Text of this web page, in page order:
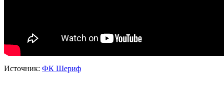
Источник: ФК Шериф